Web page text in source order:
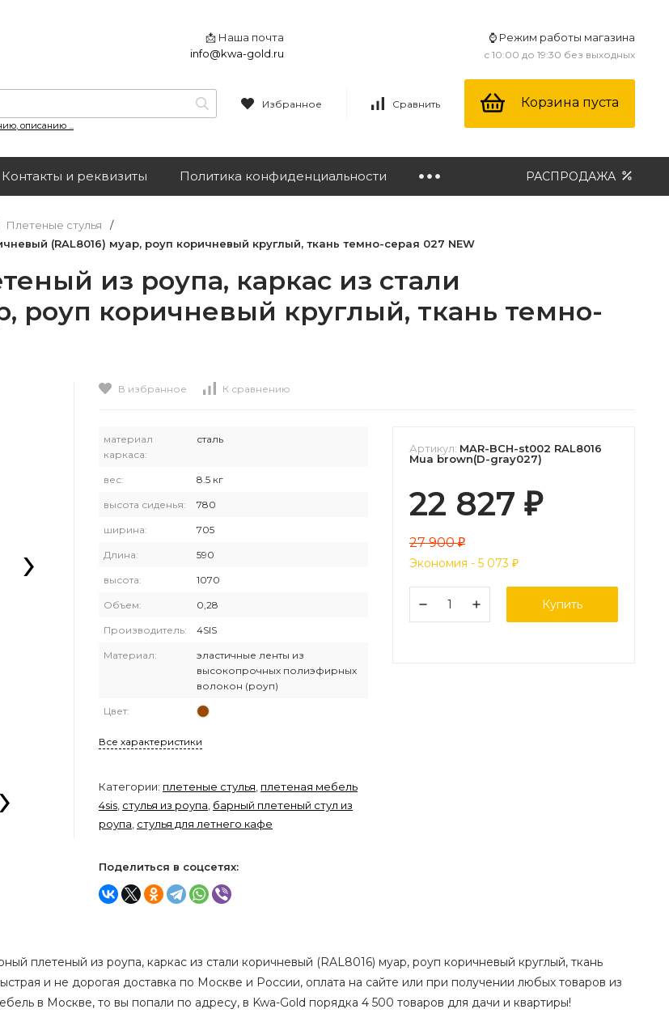
📩 Наша почта
info@kwa-gold.ru
⌚ Режим работы магазина
с 10:00 до 19:30 без выходных
описанию ...
Избранное Сравнить Корзина пуста
Контакты и реквизиты Политика конфиденциальности РАСПРОДАЖА
Плетеные стулья
/
(RAL8016) муар, роуп коричневый круглый, ткань темно-серая 027 NEW
из роупа, каркас из стали
роуп коричневый круглый, ткань темно-
›
›
В избранное К сравнению
материал
каркаса:
сталь
вес: 8.5 кг
высота сиденья: 780
ширина: 705
Длина: 590
высота: 1070
Объем: 0,28
Производитель: 4SIS
Материал:
эластичные ленты из
высокопрочных полиэфирных
волокон (роуп)
Цвет:
Все характеристики
Категории: плетеные стулья плетеная мебель
4sis стулья из роупа барный плетеный стул из
роупа стулья для летнего кафе
Поделиться в соцсетях:
Артикул: MAR-BCH-st002 RAL8016
Mua brown(D-gray027)
22 827 ₽
27 900₽
Экономия - 5 073 ₽
Купить
плетеный из роупа, каркас из стали коричневый (RAL8016) муар, роуп коричневый круглый, ткань
и не дорогая доставка по Москве и России, оплата на сайте или при получении любых товаров из
в Москве, то вы попали по адресу, в Kwa-Gold порядка 4 500 товаров для дачи и квартиры!